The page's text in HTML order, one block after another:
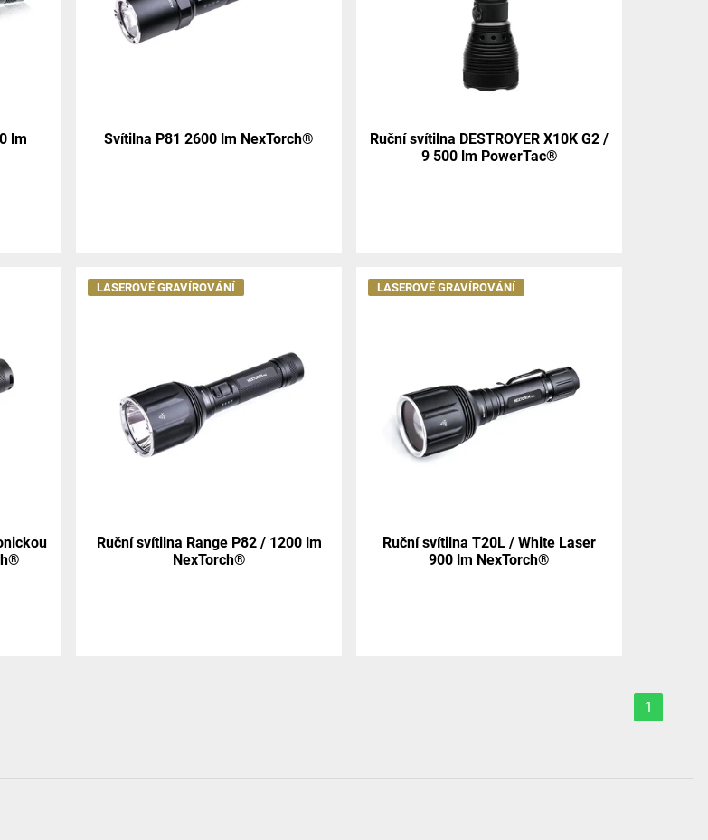
lm
Svítilna P81 2600 lm NexTorch®
Ruční svítilna DESTROYER X10K G2 /
9 500 lm PowerTac®
LASEROVÉ GRAVÍROVÁNÍ
Ruční svítilna Range P82 / 1200 lm
NexTorch®
LASEROVÉ GRAVÍROVÁNÍ
Ruční svítilna T20L / White Laser
900 lm NexTorch®
1